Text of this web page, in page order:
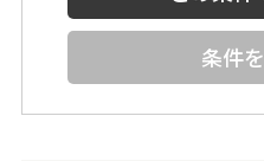
条件